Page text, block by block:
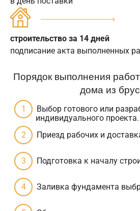
строительство за 14 дней
подписание акта выполненных
Порядок выполнения
дома из
Выбор готового или
индивидуального проекта.
Приезд рабочих и
Подготовка к началу
Заливка фундамента